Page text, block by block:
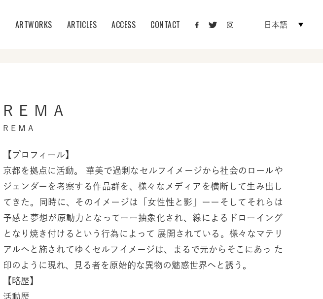
ARTWORKS ARTICLES ACCESS CONTACT 日本語
R E M A
R E M A
【プロフィール】
京都を拠点に活動。 華美で過剰なセルフイメージから社会のロールや
ジェンダーを考察する作品群を、様々なメディアを横断して生み出し
てきた。同時に、そのイメージは「女性性と影」ーーそしてそれらは
予感と夢想が原動力となってーー抽象化され、線によるドローイング
となり焼き付けるという行為によって 展開されている。様々なマテリ
アルへと施されてゆくセルフイメージは、まるで元からそこにあっ た
印のように現れ、見る者を原始的な異物の魅惑世界へと誘う。
【略歴】
活動歴